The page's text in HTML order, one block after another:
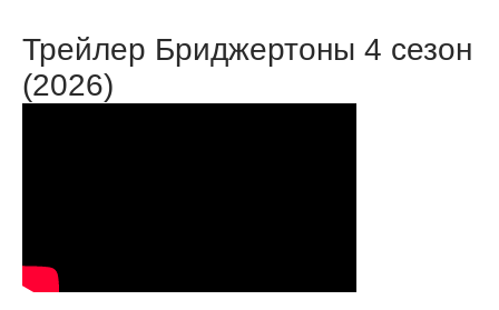
Трейлер Бриджертоны 4 сезон
(2026)